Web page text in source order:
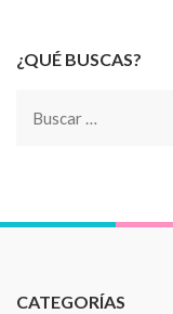
¿QUÉ BUSCAS?
Buscar:
CATEGORÍAS